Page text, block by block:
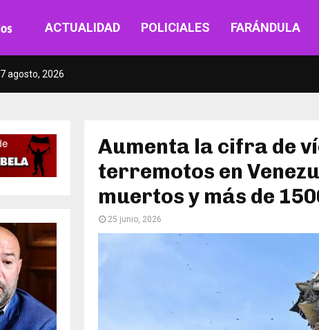
ACTUALIDAD POLICIALES FARÁNDULA
7 agosto, 2026
Aumenta la cifra de
terremotos en
muertos y más de
25 junio, 2026